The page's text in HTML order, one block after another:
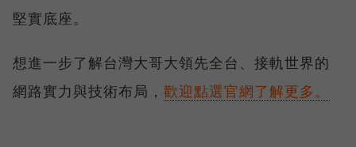
堅實底座。
想進一步了解台灣大哥大領先全台、接軌世界的
網路實力與技術布局， 歡迎點選官網了解更多。